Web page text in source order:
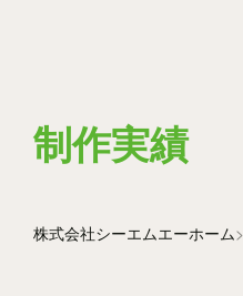
制作実績
株式会社シーエムエーホーム